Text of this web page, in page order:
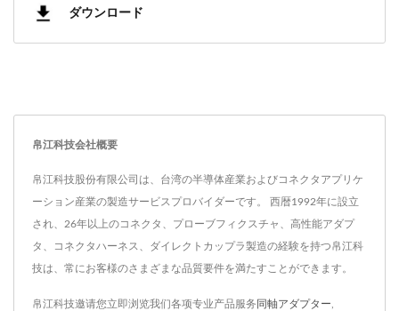
ダウンロード
帛江科技会社概要
帛江科技股份有限公司は、台湾の半導体産業およびコネクタアプリケ
ーション産業の製造サービスプロバイダーです。 西暦1992年に設立
され、26年以上のコネクタ、プローブフィクスチャ、高性能アダプ
タ、コネクタハーネス、ダイレクトカップラ製造の経験を持つ帛江科
技は、常にお客様のさまざまな品質要件を満たすことができます。
帛江科技邀请您立即浏览我们各项专业产品服务 同軸アダプター